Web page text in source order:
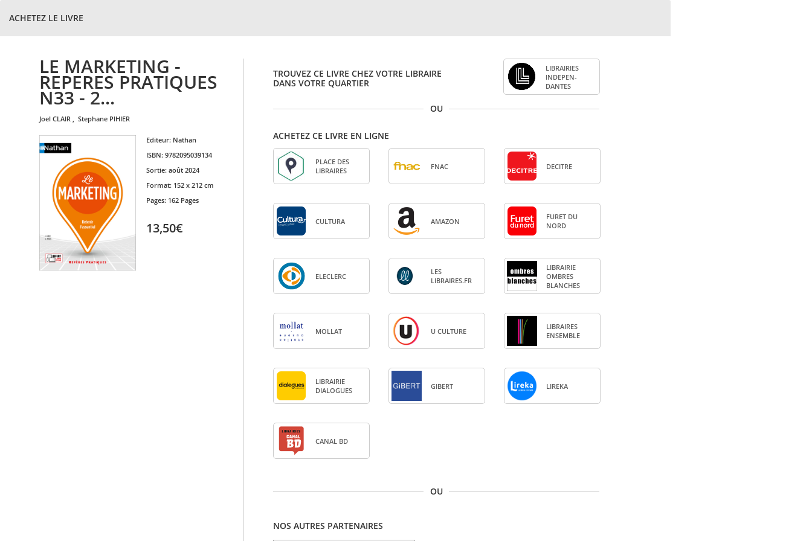
ACHETEZ LE LIVRE
LE MARKETING -
REPERES PRATIQUES
N33 - 2...
joel CLAIR , stephane PIHIER
Editeur: Nathan
ISBN: 9782095039134
Sortie: août 2024
Format: 152 x 212 cm
Pages: 162 Pages
13,50€
TROUVEZ CE LIVRE CHEZ VOTRE LIBRAIRE
DANS VOTRE QUARTIER
LIBRAI­RIES
INDE­PEN­
DANTES
OU
ACHETEZ CE LIVRE EN LIGNE
PLACE DES
LIBRAIRES
FNAC DECITRE
CULTURA AMA­ZON
FURET DU
NORD
ELE­CLERC
LES
LIBRAIRES.FR
LIBRAI­RIE
OMBRES
BLANCHES
MOL­LAT U CULTURE
LIBRAIRES
ENSEMBLE
LIBRAI­RIE
DIA­LOGUES
GIBERT LIREKA
CANAL BD
OU
NOS AUTRES PARTENAIRES